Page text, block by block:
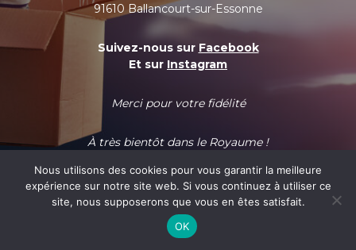
91610 Ballancourt-sur-Essonne
Suivez-nous sur Facebook
Et sur Instagram
Merci pour votre fidélité
À très bientôt dans le Royaume !
Nous utilisons des cookies pour vous garantir la meilleure
expérience sur notre site web. Si vous continuez à utiliser ce
site, nous supposerons que vous en êtes satisfait.
OK